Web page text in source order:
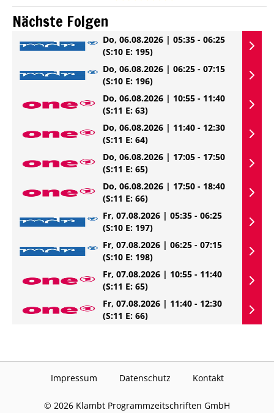
Nächste Folgen
Do, 06.08.2026 | 05:35 - 06:25
(S:10 E: 195)
Do, 06.08.2026 | 06:25 - 07:15
(S:10 E: 196)
Do, 06.08.2026 | 10:55 - 11:40
(S:11 E: 63)
Do, 06.08.2026 | 11:40 - 12:30
(S:11 E: 64)
Do, 06.08.2026 | 17:05 - 17:50
(S:11 E: 65)
Do, 06.08.2026 | 17:50 - 18:40
(S:11 E: 66)
Fr, 07.08.2026 | 05:35 - 06:25
(S:10 E: 197)
Fr, 07.08.2026 | 06:25 - 07:15
(S:10 E: 198)
Fr, 07.08.2026 | 10:55 - 11:40
(S:11 E: 65)
Fr, 07.08.2026 | 11:40 - 12:30
(S:11 E: 66)
Impressum Datenschutz Kontakt
© 2026 Klambt Programmzeitschriften GmbH